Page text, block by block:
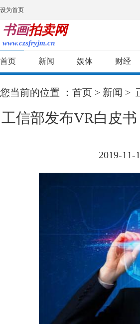
设为首页
书画拍卖网
www.czsfryjm.cn
首页 新闻 娱体 财经
您当前的位置 ： 首页 > 新闻 >
工信部发布VR白皮
2019-11-